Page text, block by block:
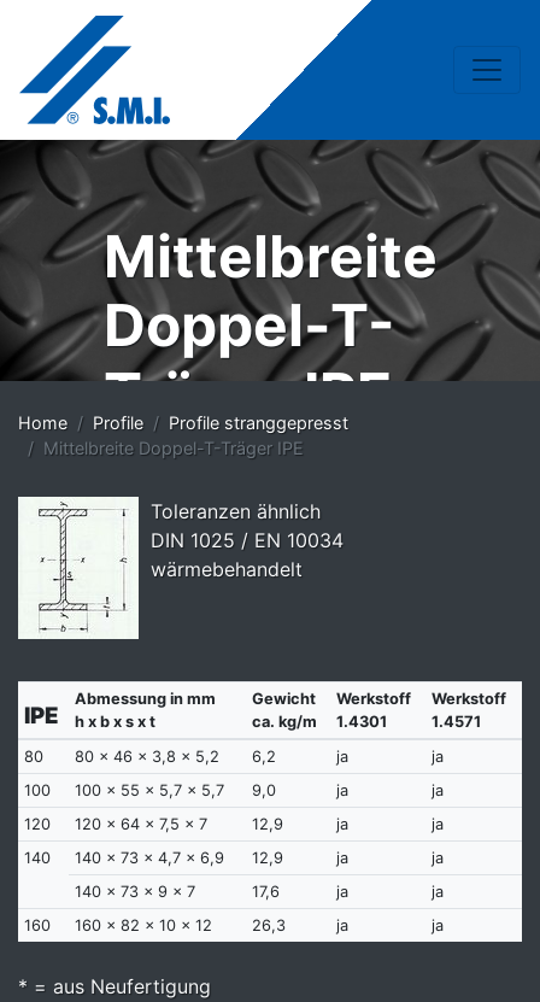
Mittelbreite
Doppel-T-
Träger IPE
Home Profile
Profile stranggepresst
Mittelbreite Doppel-T-Träger IPE
Toleranzen ähnlich
DIN 1025 / EN 10034
wärmebehandelt
IPE
Abmessung in mm
h x b x s x t
Gewicht
ca. kg/m
Werkstoff
1.4301
Werkstoff
1.4571
80
80 x 46 x 3,8 x 5,2 6,2 ja
ja
100
100 x 55 x 5,7 x 5,7 9,0 ja
ja
120
120 x 64 x 7,5 x 7 12,9 ja
ja
140
140 x 73 x 4,7 x 6,9 12,9 ja
ja
140 x 73 x 9 x 7
17,6 ja
ja
160
160 x 82 x 10 x 12 26,3 ja ja
* = aus Neufertigung